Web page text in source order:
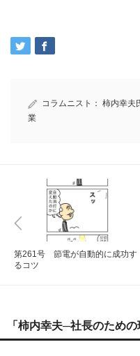
コラムニスト： 柿内幸夫
業
第261号 節電が自動的に成功す
るコツ
「柿内幸夫─社長のため